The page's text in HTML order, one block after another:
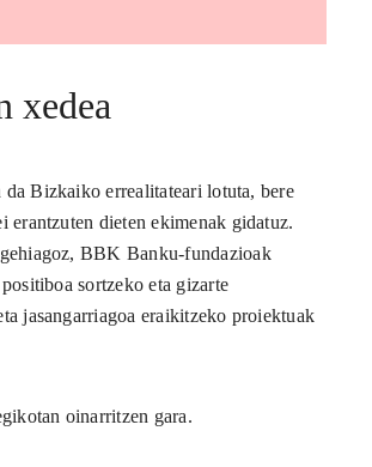
xedea
Bizkaiko errealitateari lotuta, bere
erantzuten dieten ekimenak gidatuz.
BBK Banku-fundazioak
sortzeko eta gizarte
jasangarriagoa eraikitzeko proiektuak
oinarritzen gara.